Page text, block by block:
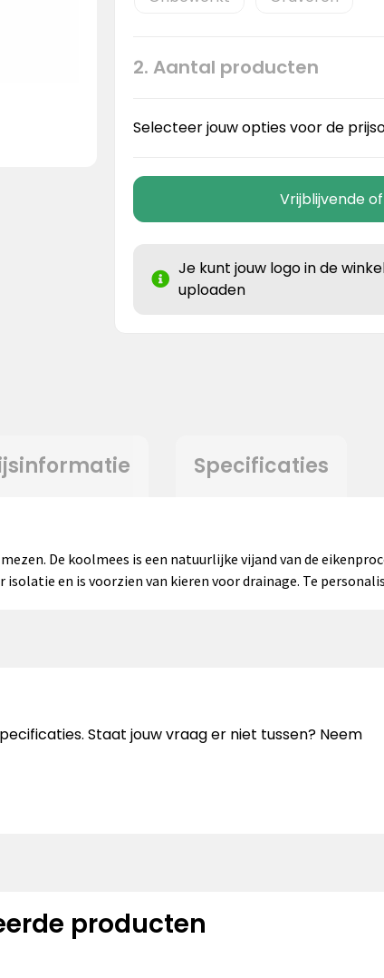
2. Aantal producten
Selecteer jouw opties voor de
Vrijblijvende
Je kunt jouw logo in de
uploaden
Specificaties
De koolmees is een natuurlijke vijand van de
en is voorzien van kieren voor drainage. Te
Staat jouw vraag er niet tussen? Neem
producten